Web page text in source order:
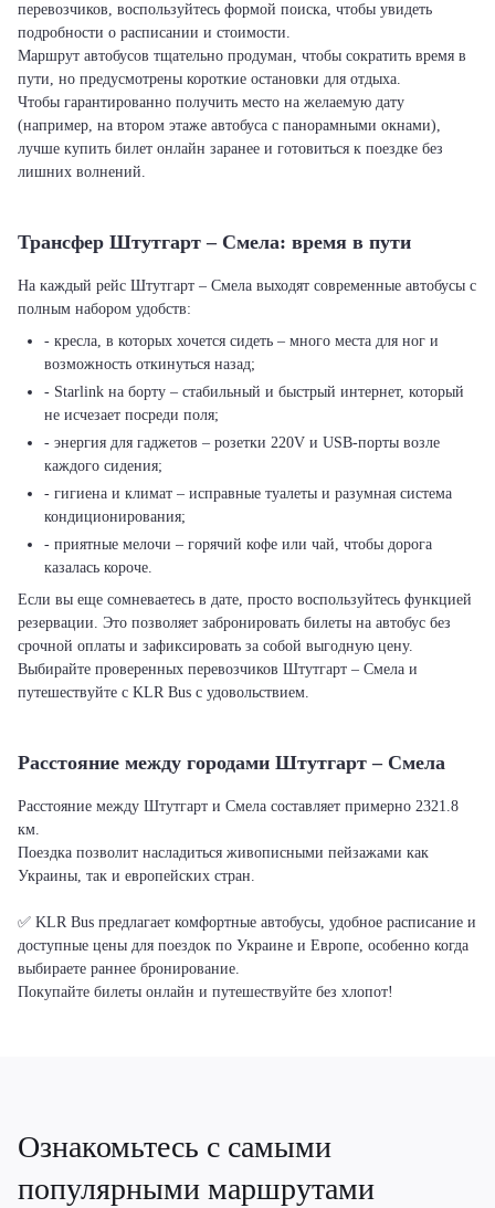
перевозчиков, воспользуйтесь формой поиска, чтобы увидеть
подробности о расписании и стоимости.
Маршрут автобусов тщательно продуман, чтобы сократить время в
пути, но предусмотрены короткие остановки для отдыха.
Чтобы гарантированно получить место на желаемую дату
(например, на втором этаже автобуса с панорамными окнами),
лучше купить билет онлайн заранее и готовиться к поездке без
лишних волнений.
Трансфер Штутгарт – Смела: время в пути
На каждый рейс Штутгарт – Смела выходят современные автобусы с
полным набором удобств:
- кресла, в которых хочется сидеть – много места для ног и
возможность откинуться назад;
- Starlink на борту – стабильный и быстрый интернет, который
не исчезает посреди поля;
- энергия для гаджетов – розетки 220V и USB-порты возле
каждого сидения;
- гигиена и климат – исправные туалеты и разумная система
кондиционирования;
- приятные мелочи – горячий кофе или чай, чтобы дорога
казалась короче.
Если вы еще сомневаетесь в дате, просто воспользуйтесь функцией
резервации. Это позволяет забронировать билеты на автобус без
срочной оплаты и зафиксировать за собой выгодную цену.
Выбирайте проверенных перевозчиков Штутгарт – Смела и
путешествуйте с KLR Bus с удовольствием.
Расстояние между городами Штутгарт – Смела
Расстояние между Штутгарт и Смела составляет примерно 2321.8
км.
Поездка позволит насладиться живописными пейзажами как
Украины, так и европейских стран.
✅ KLR Bus предлагает комфортные автобусы, удобное расписание и
доступные цены для поездок по Украине и Европе, особенно когда
выбираете раннее бронирование.
Покупайте билеты онлайн и путешествуйте без хлопот!
Ознакомьтесь с самыми
популярными маршрутами